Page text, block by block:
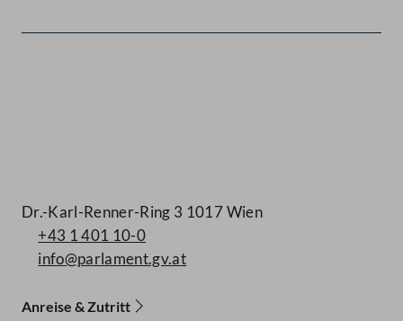
Dr.-Karl-Renner-Ring 3 1017 Wien
+43 1 401 10-0
info@parlament.gv.at
Anreise & Zutritt